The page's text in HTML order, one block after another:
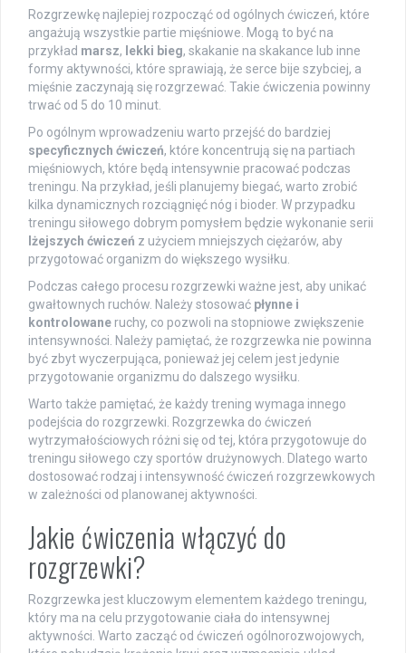
Rozgrzewkę najlepiej rozpocząć od ogólnych ćwiczeń, które
angażują wszystkie partie mięśniowe. Mogą to być na
przykład marsz, lekki bieg, skakanie na skakance lub inne
formy aktywności, które sprawiają, że serce bije szybciej, a
mięśnie zaczynają się rozgrzewać. Takie ćwiczenia powinny
trwać od 5 do 10 minut.
Po ogólnym wprowadzeniu warto przejść do bardziej
specyficznych ćwiczeń, które koncentrują się na partiach
mięśniowych, które będą intensywnie pracować podczas
treningu. Na przykład, jeśli planujemy biegać, warto zrobić
kilka dynamicznych rozciągnięć nóg i bioder. W przypadku
treningu siłowego dobrym pomysłem będzie wykonanie serii
lżejszych ćwiczeń z użyciem mniejszych ciężarów, aby
przygotować organizm do większego wysiłku.
Podczas całego procesu rozgrzewki ważne jest, aby unikać
gwałtownych ruchów. Należy stosować płynne i
kontrolowane ruchy, co pozwoli na stopniowe zwiększenie
intensywności. Należy pamiętać, że rozgrzewka nie powinna
być zbyt wyczerpująca, ponieważ jej celem jest jedynie
przygotowanie organizmu do dalszego wysiłku.
Warto także pamiętać, że każdy trening wymaga innego
podejścia do rozgrzewki. Rozgrzewka do ćwiczeń
wytrzymałościowych różni się od tej, która przygotowuje do
treningu siłowego czy sportów drużynowych. Dlatego warto
dostosować rodzaj i intensywność ćwiczeń rozgrzewkowych
w zależności od planowanej aktywności.
Jakie ćwiczenia włączyć do
rozgrzewki?
Rozgrzewka jest kluczowym elementem każdego treningu,
który ma na celu przygotowanie ciała do intensywnej
aktywności. Warto zacząć od ćwiczeń ogólnorozwojowych,